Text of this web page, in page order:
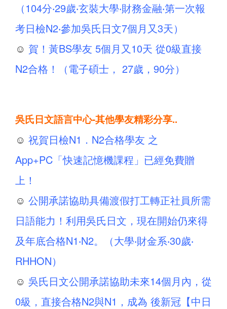
（104分‧29歲‧玄裝大學‧財務金融‧第一次報
考日檢N2‧參加吳氏日文7個月又3天）
☺ 賀！黃BS學友 5個月又10天 從0級直接
N2合格！（電子碩士， 27歲，90分）
吳氏日文語言中心-其他學友精彩分享..
☺ 祝賀日檢N1．N2合格學友 之
App+PC「快速記憶機課程」已經免費贈
上！
☺ 公開承諾協助具備渡假打工轉正社員所需
日語能力！利用吳氏日文，現在開始仍來得
及年底合格N1‧N2。（大學‧財金系‧30歲‧
RHHON）
☺ 吳氏日文公開承諾協助未來14個月內，從
0級，直接合格N2與N1，成為 後新冠【中日